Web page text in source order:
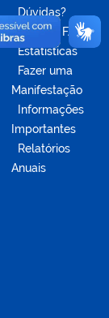
Dúvidas?
Acesse o FAQ
Estatísticas
Fazer uma
Manifestação
Informações
Importantes
Relatórios
Anuais